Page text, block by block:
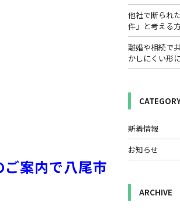
案内で八尾市
他社で断られ
件」と考える
離婚や相続で
かしにくい形
新着情報
お知らせ
ARCHIVE